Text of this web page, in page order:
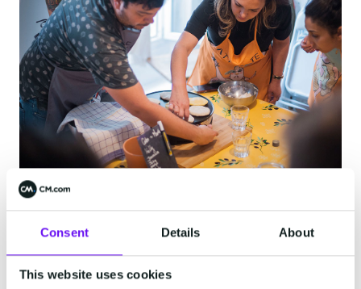
Consent Details About
This website uses cookies
SMS: de oplossing voor
internationale notificaties